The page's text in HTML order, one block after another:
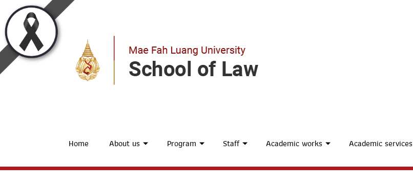
Home About us Program Staff Academic works Academic services